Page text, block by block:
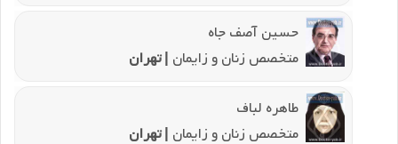
حسین آصف جاه
متخصص زنان و زایمان | تهران
طاهره لباف
متخصص زنان و زایمان | تهران